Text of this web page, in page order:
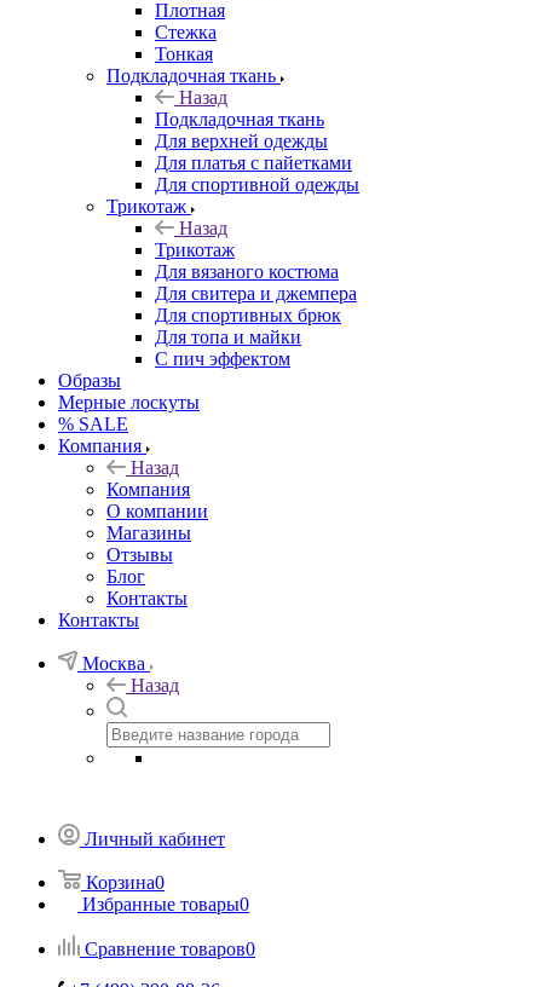
Плотная
Стежка
Тонкая
Подкладочная ткань
Назад
Подкладочная ткань
Для верхней одежды
Для платья с пайетками
Для спортивной одежды
Трикотаж
Назад
Трикотаж
Для вязаного костюма
Для свитера и джемпера
Для спортивных брюк
Для топа и майки
С пич эффектом
Образы
Мерные лоскуты
% SALE
Компания
Назад
Компания
О компании
Магазины
Отзывы
Блог
Контакты
Контакты
Москва
Назад
Личный кабинет
Корзина0
Избранные товары0
Сравнение товаров0